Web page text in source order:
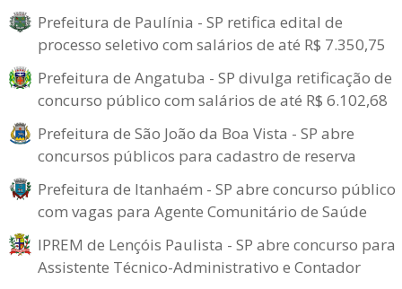
Prefeitura de Paulínia - SP retifica edital de
processo seletivo com salários de até R$ 7.350,75
Prefeitura de Angatuba - SP divulga retificação de
concurso público com salários de até R$ 6.102,68
Prefeitura de São João da Boa Vista - SP abre
concursos públicos para cadastro de reserva
Prefeitura de Itanhaém - SP abre concurso público
com vagas para Agente Comunitário de Saúde
IPREM de Lençóis Paulista - SP abre concurso para
Assistente Técnico-Administrativo e Contador